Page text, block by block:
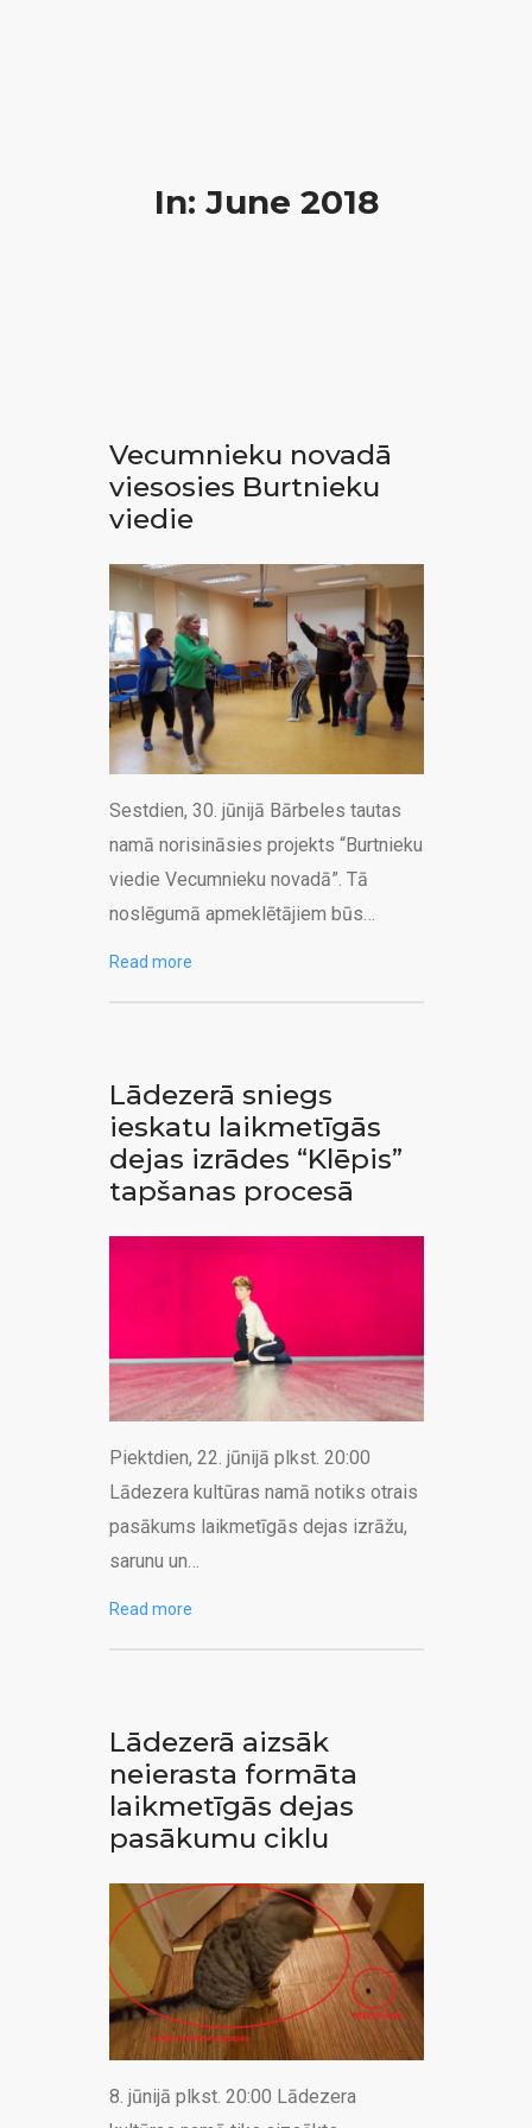
In: June 2018
Vecumnieku novadā
viesosies Burtnieku
viedie
Sestdien, 30. jūnijā Bārbeles tautas
namā norisināsies projekts “Burtnieku
viedie Vecumnieku novadā”. Tā
noslēgumā apmeklētājiem būs…
Read more
Lādezerā sniegs
ieskatu laikmetīgās
dejas izrādes “Klēpis”
tapšanas procesā
Piektdien, 22. jūnijā plkst. 20:00
Lādezera kultūras namā notiks otrais
pasākums laikmetīgās dejas izrāžu,
sarunu un…
Read more
Lādezerā aizsāk
neierasta formāta
laikmetīgās dejas
pasākumu ciklu
8. jūnijā plkst. 20:00 Lādezera